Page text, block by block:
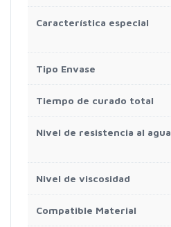
Característica especial
Tipo Envase
Tiempo de curado total
Nivel de resistencia al agua
Nivel de viscosidad
Compatible Material